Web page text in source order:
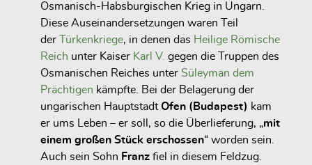
Osmanisch-Habsburgischen Krieg in Ungarn.
Diese Auseinandersetzungen waren Teil
der
Türkenkriege, in denen das Heilige Römische
Reich unter Kaiser Karl V. gegen die Truppen des
Osmanischen Reiches unter Süleyman dem
Prächtigen kämpfte. Bei der Belagerung der
ungarischen Hauptstadt Ofen (Budapest) kam
er ums Leben – er soll, so die Überlieferung, „mit
einem großen Stück erschossen“ worden sein.
Auch sein Sohn Franz fiel in diesem Feldzug.